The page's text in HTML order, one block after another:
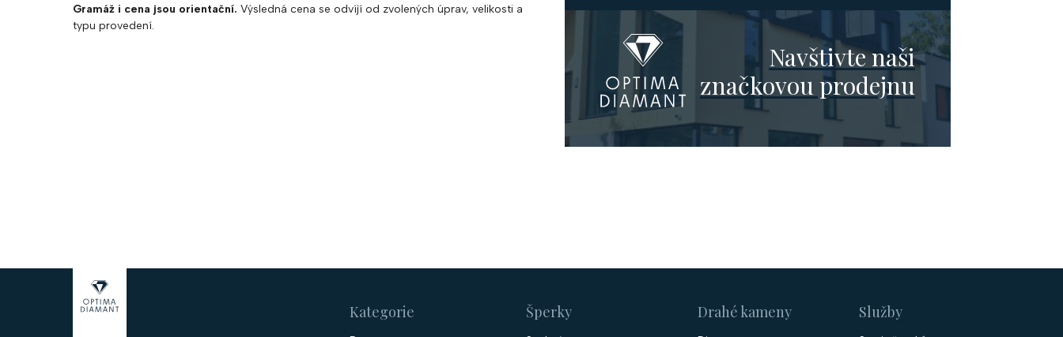
Gramáž i cena jsou orientační. Výsledná cena se odvíjí od zvolených úprav, velikosti a
typu provedení.
Navštivte naši
značkovou prodejnu
Kategorie Šperky Drahé kameny Služby